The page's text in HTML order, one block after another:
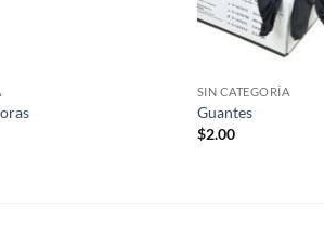
SIN CATEGORÍA
Guantes
$2.00